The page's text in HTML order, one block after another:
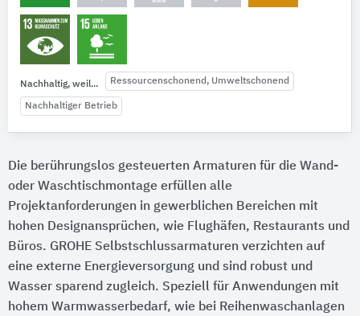
Nachhaltig, weil... Ressourcenschonend, Umweltschonend
Nachhaltiger Betrieb
Die berührungslos gesteuerten Armaturen für die Wand-
oder Waschtischmontage erfüllen alle
Projektanforderungen in gewerblichen Bereichen mit
hohen Designansprüchen, wie Flughäfen, Restaurants und
Büros. GROHE Selbstschlussarmaturen verzichten auf
eine externe Energieversorgung und sind robust und
Wasser sparend zugleich. Speziell für Anwendungen mit
hohem Warmwasserbedarf, wie bei Reihenwaschanlagen